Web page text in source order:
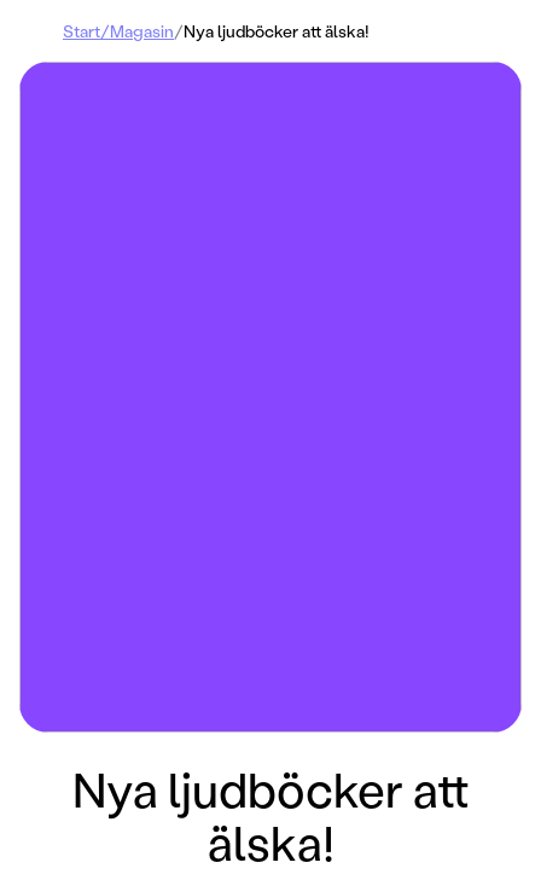
Start/Magasin/Nya ljudböcker att älska!
Nya ljudböcker att
älska!